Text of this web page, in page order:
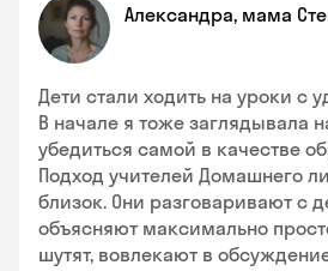
Александра, мама
Дети стали ходить на уроки с
В начале я тоже заглядывала
убедиться самой в качестве
Подход учителей Домашнего
близок. Они разговаривают с
объясняют максимально
шутят, вовлекают в